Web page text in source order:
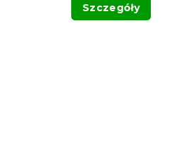
Szczegóły